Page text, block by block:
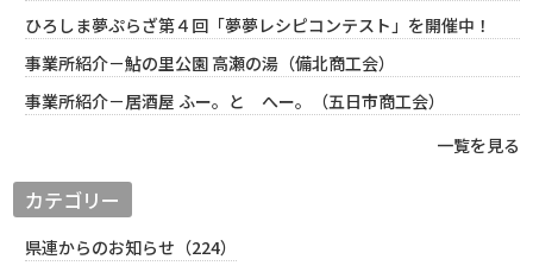
ひろしま夢ぷらざ第４回「夢夢レシピコンテスト」を開催中！
事業所紹介－鮎の里公園 高瀬の湯（備北商工会）
事業所紹介－居酒屋 ふー。と へー。（五日市商工会）
一覧を見る
カテゴリー
県連からのお知らせ（224）